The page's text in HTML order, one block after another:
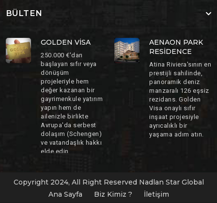
BÜLTEN
GOLDEN VISA
250.000 €'dan
başlayan sıfır veya
dönüşüm
projeleriyle hem
değer kazanan bir
gayrimenkule yatırım
yapın hem de
ailenizle birlikte
Avrupa'da serbest
dolaşım (Schengen)
ve vatandaşlık hakkı
elde edin.
AENAON PARK
RESIDENCE
Atina Riviera'sının en
prestijli sahilinde,
panoramik deniz
manzaralı 126 eşsiz
rezidans. Golden
Visa onaylı sıfır
inşaat projesiyle
ayrıcalıklı bir
yaşama adım atın.
Copyright 2024, All Right Reserved Nadlan Star Global
Ana Sayfa
Biz Kimiz ? İletişim